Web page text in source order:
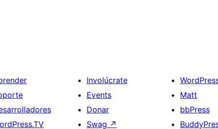
Involúcrate
Events
Donar
Swag ↗
Matt
bbPress